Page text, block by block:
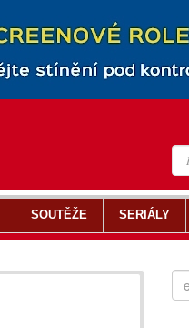
SOUTĚŽE SERIÁLY